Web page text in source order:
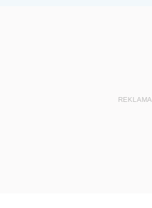
REKLAMA